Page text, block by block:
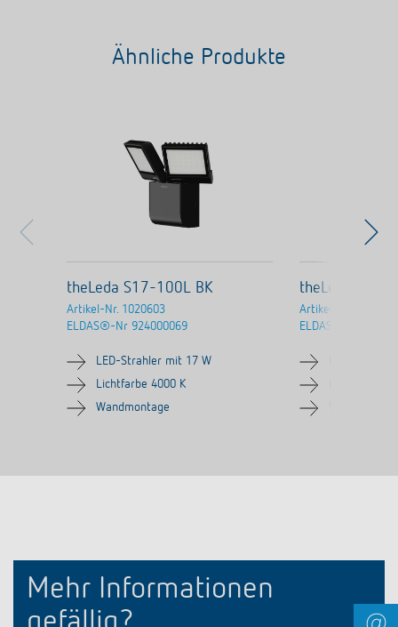
Ähnliche Produkte
theLeda S17-100L BK
Artikel-Nr. 1020603
ELDAS®-Nr 924000069
LED-Strahler mit 17 W
Lichtfarbe 4000 K
Wandmontage
theLeda S8-
Artikel-Nr.
ELDAS®-Nr
Mehr Informationen